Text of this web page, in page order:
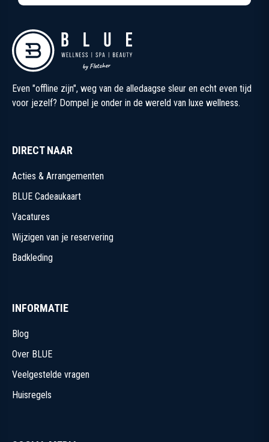
Even "offline zijn", weg van de alledaagse sleur en echt even tijd
voor jezelf? Dompel je onder in de wereld van luxe wellness.
DIRECT NAAR
Acties & Arrangementen
BLUE Cadeaukaart
Vacatures
Wijzigen van je reservering
Badkleding
INFORMATIE
Blog
Over BLUE
Veelgestelde vragen
Huisregels